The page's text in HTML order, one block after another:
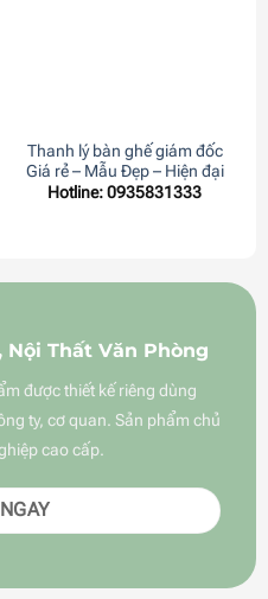
Nội Thất Văn Phòng
được thiết kế riêng dùng
ty, cơ quan. Sản phẩm chủ
cao cấp.
Thanh lý bàn ghế giám đốc
Giá rẻ – Mẫu Đẹp – Hiện đại
Hotline: 0935831333